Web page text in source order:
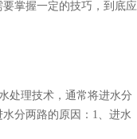
分两路的原因：1、进水